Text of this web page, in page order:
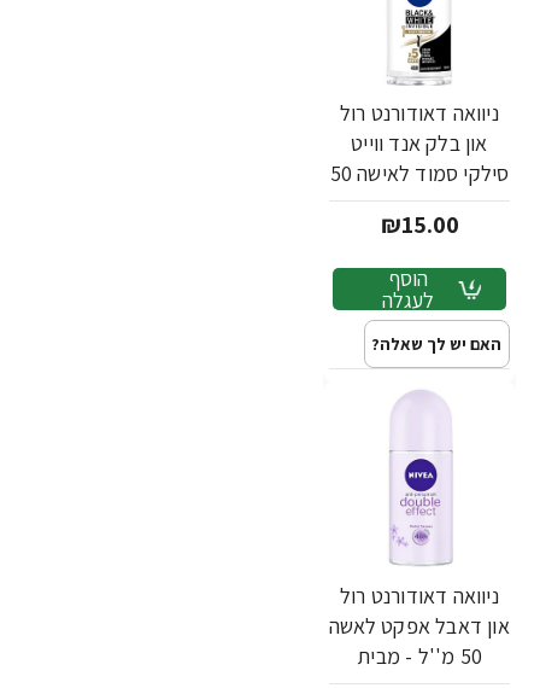
ניוואה דאודורנט רול
און בלק אנד ווייט
סילקי סמוד לאישה 50
מ''ל - מבית NIVEA
₪15.00
הוסף
לעגלה
האם יש לך שאלה?
ניוואה דאודורנט רול
און דאבל אפקט לאשה
50 מ''ל - מבית